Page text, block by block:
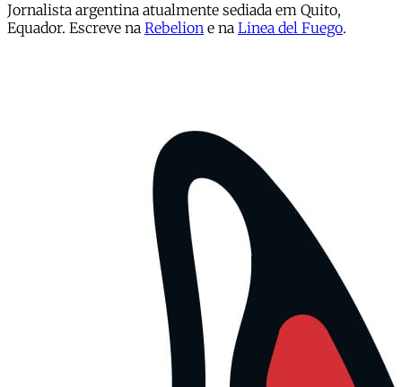
Jornalista argentina atualmente sediada em Quito,
Equador. Escreve na Rebelion e na Linea del Fuego.